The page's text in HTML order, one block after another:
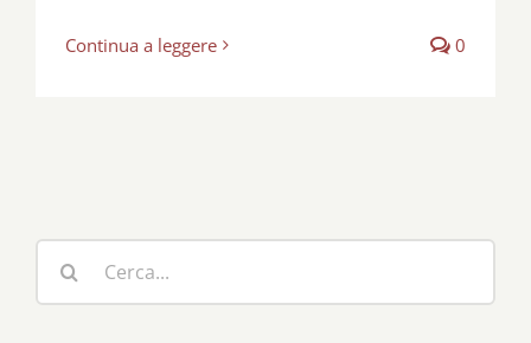
Continua a leggere 0
per: